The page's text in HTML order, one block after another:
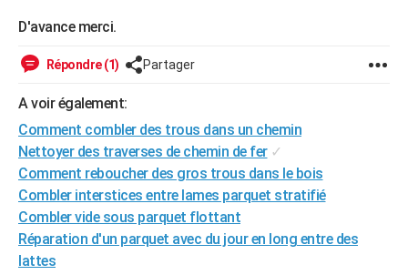
VOYAGE
PHOTO
BONS PLANS
CARTE DE VOEUX
Carte de Noël
Carte Bonne année
Carte Saint-Valentin
Carte Pâques
Carte d'anniversaire
DICTIONNAIRE
Dictionnaire
Biographies
Citations
Expressions
Proverbes
PROGRAMME TV
D'avance merci.
Répondre (1) Partager
A voir également:
Comment combler des trous dans un chemin
Nettoyer des traverses de chemin de fer ✓
Comment reboucher des gros trous dans le bois
Combler interstices entre lames parquet stratifié
Combler vide sous parquet flottant
Réparation d'un parquet avec du jour en long entre des
lattes